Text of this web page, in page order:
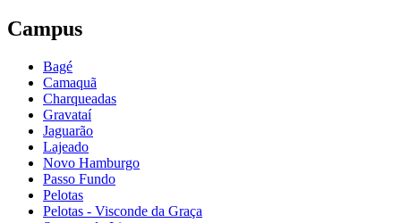
Campus
Bagé
Camaquã
Charqueadas
Gravataí
Jaguarão
Lajeado
Novo Hamburgo
Passo Fundo
Pelotas
Pelotas - Visconde da Graça